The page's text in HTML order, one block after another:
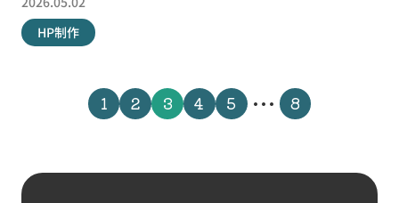
HP制作
1 2 3 4 5 … 8